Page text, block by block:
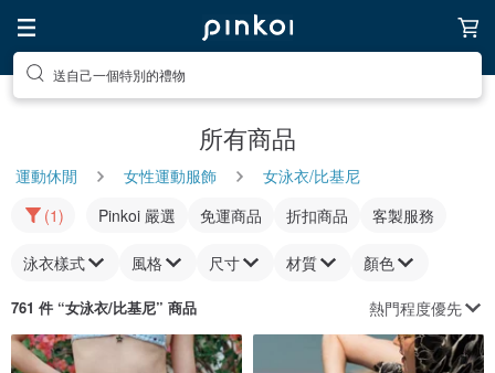
送自己一個特別的禮物
所有商品
運動休閒 女性運動服飾
女泳衣/比基尼
(1)
Pinkoi 嚴選 免運商品 折扣商品 客製服務
泳衣樣式 風格 尺寸 材質 顏色
761 件 “女泳衣/比基尼” 商品 熱門程度優先